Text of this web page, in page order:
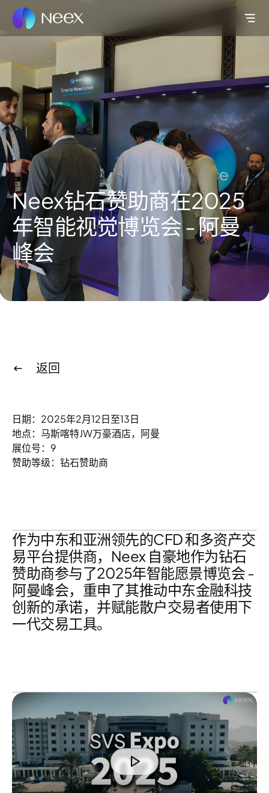
Neex钻石赞助商在2025
年智能视觉博览会 - 阿曼
峰会
返回
日期：2025年2月12日至13日
地点：马斯喀特JW万豪酒店，阿曼
展位号：9
赞助等级： 钻石赞助商
作为中东和亚洲领先的CFD 和多资产交
易平台提供商，Neex 自豪地作为钻石
赞助商参与了2025年智能愿景博览会 -
阿曼峰会，重申了其推动中东金融科技
创新的承诺，并赋能散户交易者使用下
一代交易工具。